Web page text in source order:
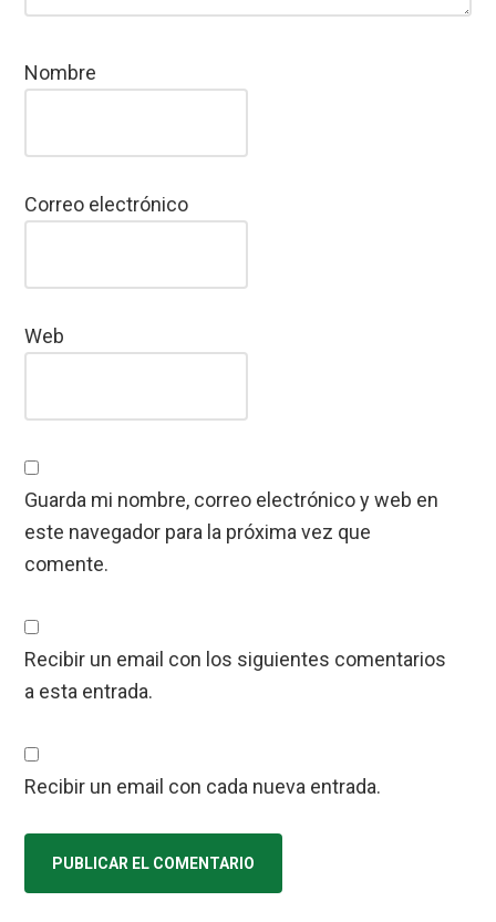
Nombre
Correo electrónico
Web
Guarda mi nombre, correo electrónico y web en
este navegador para la próxima vez que
comente.
Recibir un email con los siguientes comentarios
a esta entrada.
Recibir un email con cada nueva entrada.